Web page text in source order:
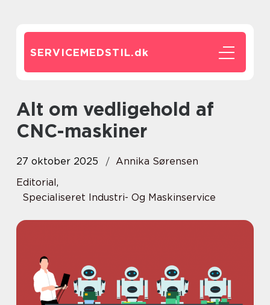
SERVICEMEDSTIL.dk
Alt om vedligehold af
CNC-maskiner
27 oktober 2025
Annika Sørensen
Editorial,
Specialiseret Industri- Og Maskinservice